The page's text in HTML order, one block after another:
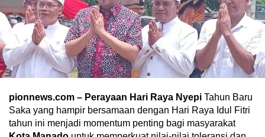
pionnews.com – Perayaan Hari Raya Nyepi Tahun Baru
Saka yang hampir bersamaan dengan Hari Raya Idul Fitri
tahun ini menjadi momentum penting bagi masyarakat